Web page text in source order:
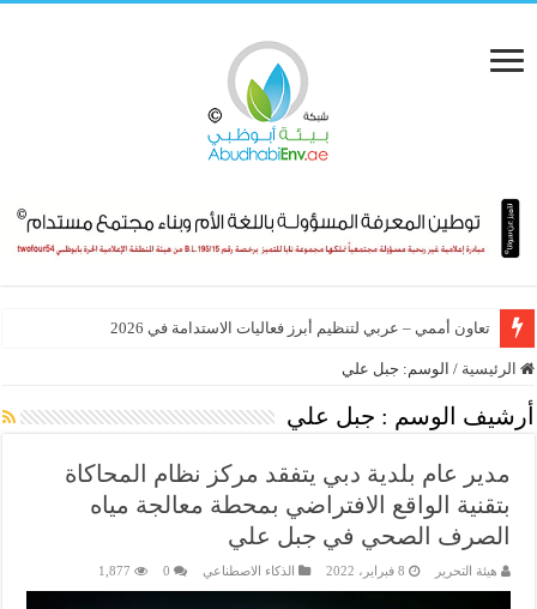
تعاون أممي – عربي لتنظيم أبرز فعاليات الاستدامة في 2026
الرئيسية / الوسم: جبل علي
أرشيف الوسم : جبل علي
مدير عام بلدية دبي يتفقد مركز نظام المحاكاة
بتقنية الواقع الافتراضي بمحطة معالجة مياه
الصرف الصحي في جبل علي
هيئة التحرير 8 فبراير، 2022 الذكاء الاصطناعي 0
1,877